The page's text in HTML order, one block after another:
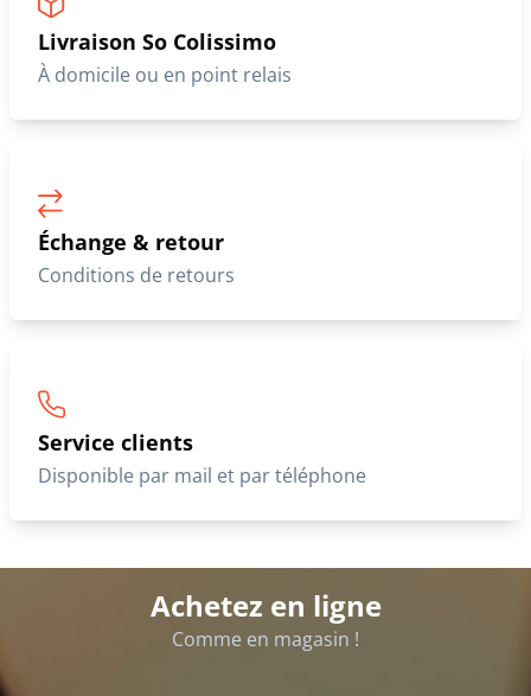
Livraison So Colissimo
À domicile ou en point relais
Échange & retour
Conditions de retours
Service clients
Disponible par mail et par téléphone
Achetez en ligne
Comme en magasin !